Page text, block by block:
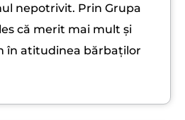
nepotrivit. Prin Grupa
că merit mai mult și
în atitudinea bărbaților